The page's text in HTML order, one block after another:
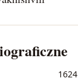
1624